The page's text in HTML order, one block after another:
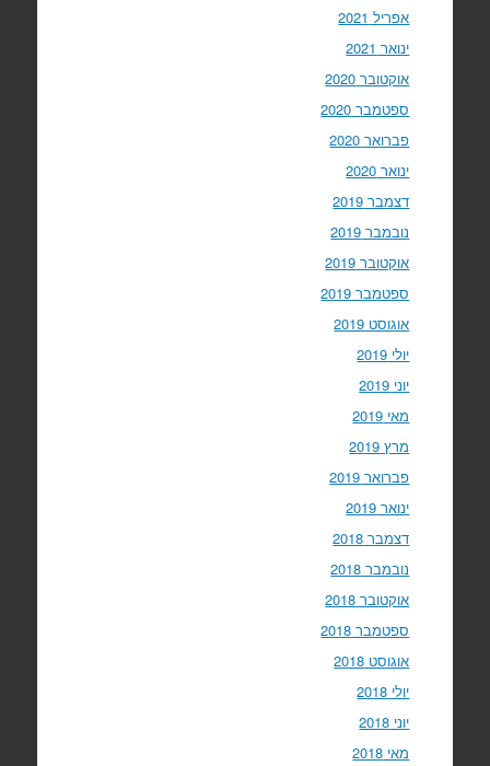
אפריל 2021
ינואר 2021
אוקטובר 2020
ספטמבר 2020
פברואר 2020
ינואר 2020
דצמבר 2019
נובמבר 2019
אוקטובר 2019
ספטמבר 2019
אוגוסט 2019
יולי 2019
יוני 2019
מאי 2019
מרץ 2019
פברואר 2019
ינואר 2019
דצמבר 2018
נובמבר 2018
אוקטובר 2018
ספטמבר 2018
אוגוסט 2018
יולי 2018
יוני 2018
מאי 2018